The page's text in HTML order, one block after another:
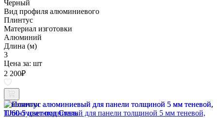
Черный
Вид профиля алюминиевого
Плинтус
Материал изготовки
Алюминий
Длина (м)
3
Цена за: шт
2 200₽
В наличии
Плинтус алюминиевый для панели толщиной 5 мм теневой,